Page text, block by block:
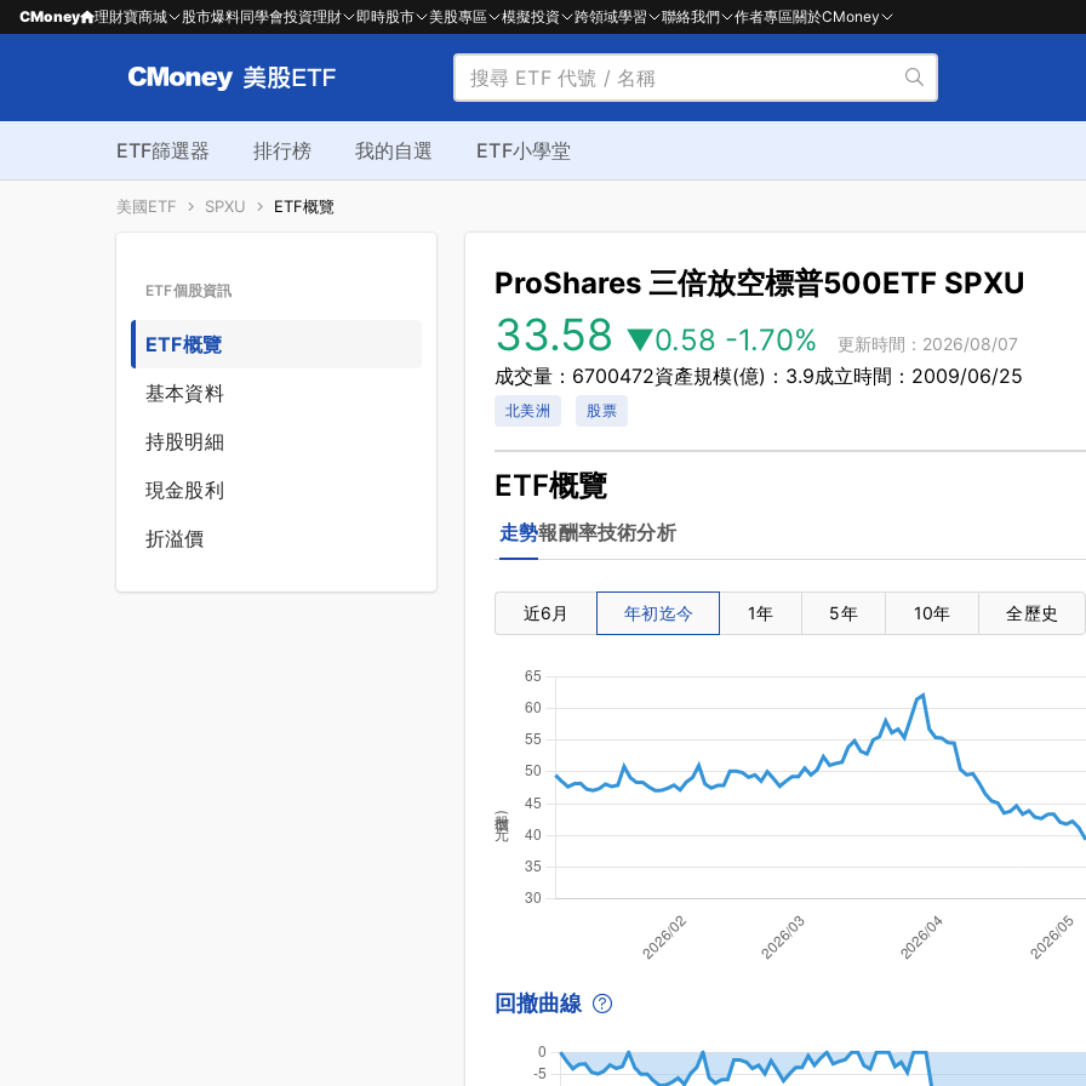
CMoney 理財寶商城 股市爆料同學會投資理財 即時股市 美股專區 模擬投資 跨領域學習 聯絡我們 作者專區關於CMoney
ETF篩選器 排行榜 我的自選 ETF小學堂
美國ETF SPXU ETF概覽
ETF個股資訊
ETF概覽
基本資料
持股明細
現金股利
折溢價
ProShares 三倍放空標普500ETF SPXU
33.58 ▼0.58 -1.70% 更新時間：2026/08/07
成交量：6700472資產規模(億)：3.9成立時間：2009/06/25
北美洲 股票
ETF概覽
走勢報酬率技術分析
近6月 年初迄今 1年 5年 10年 全歷史
股價(元)
回撤曲線